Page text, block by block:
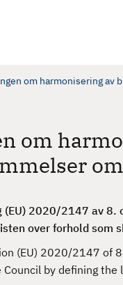
om harmonisering av
om
(EU) 2020/2147 av
over forhold som
(EU) 2020/2147 of
by defining